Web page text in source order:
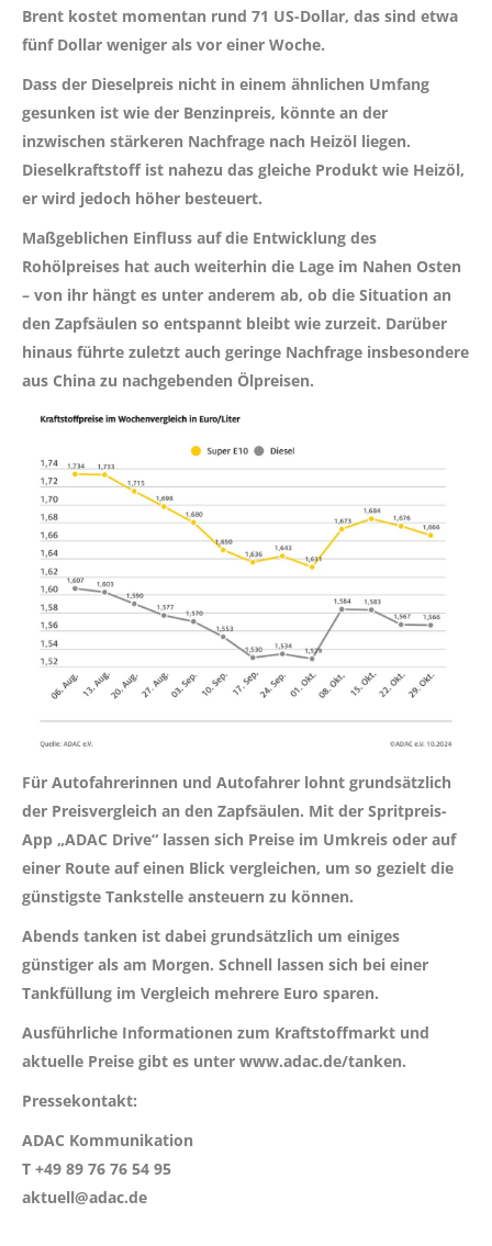
Brent kostet momentan rund 71 US-Dollar, das sind etwa
fünf Dollar weniger als vor einer Woche.
Dass der Dieselpreis nicht in einem ähnlichen Umfang
gesunken ist wie der Benzinpreis, könnte an der
inzwischen stärkeren Nachfrage nach Heizöl liegen.
Dieselkraftstoff ist nahezu das gleiche Produkt wie Heizöl,
er wird jedoch höher besteuert.
Maßgeblichen Einfluss auf die Entwicklung des
Rohölpreises hat auch weiterhin die Lage im Nahen Osten
– von ihr hängt es unter anderem ab, ob die Situation an
den Zapfsäulen so entspannt bleibt wie zurzeit. Darüber
hinaus führte zuletzt auch geringe Nachfrage insbesondere
aus China zu nachgebenden Ölpreisen.
Für Autofahrerinnen und Autofahrer lohnt grundsätzlich
der Preisvergleich an den Zapfsäulen. Mit der Spritpreis-
App „ADAC Drive“ lassen sich Preise im Umkreis oder auf
einer Route auf einen Blick vergleichen, um so gezielt die
günstigste Tankstelle ansteuern zu können.
Abends tanken ist dabei grundsätzlich um einiges
günstiger als am Morgen. Schnell lassen sich bei einer
Tankfüllung im Vergleich mehrere Euro sparen.
Ausführliche Informationen zum Kraftstoffmarkt und
aktuelle Preise gibt es unter www.adac.de/tanken.
Pressekontakt:
ADAC Kommunikation
T +49 89 76 76 54 95
aktuell@adac.de